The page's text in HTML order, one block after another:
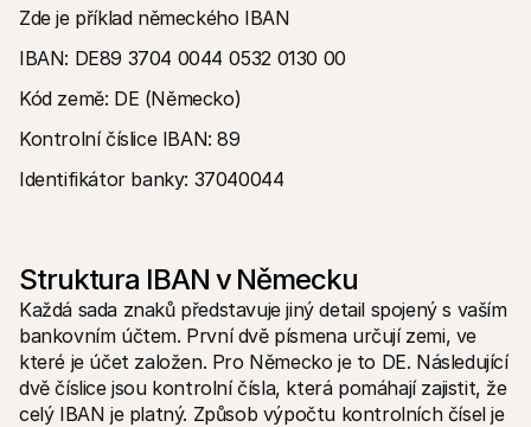
hodnotách
Novinky
Přečtěte si nejnovější zprávy od
Mollie
Kariéra
Přidejte se k nám - hledáme nové
kolegy!
Kontakt
Pro nakupující
Zjistěte, proč se Mollie objevila na vašem bankovním výpisu
Zjistěte, jak můžeme pomoci vašemu podnikání
Zde je příklad německého IBAN
IBAN: DE89 3704 0044 0532 0130 00
Kód země: DE (Německo)
Kontrolní číslice IBAN: 89
Identifikátor banky: 37040044
Struktura IBAN v Německu
Každá sada znaků představuje jiný detail spojený s vaším
bankovním účtem. První dvě písmena určují zemi, ve
které je účet založen. Pro Německo je to DE. Následující
dvě číslice jsou kontrolní čísla, která pomáhají zajistit, že
celý IBAN je platný. Způsob výpočtu kontrolních čísel je